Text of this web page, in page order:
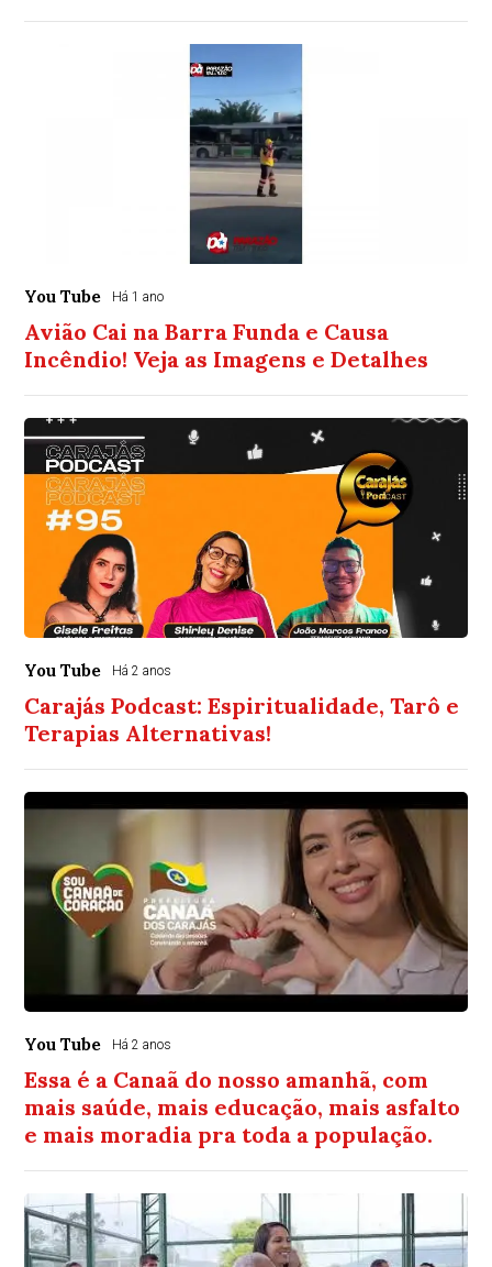
You Tube Há 1 ano
Avião Cai na Barra Funda e Causa
Incêndio! Veja as Imagens e Detalhes
You Tube Há 2 anos
Carajás Podcast: Espiritualidade, Tarô e
Terapias Alternativas!
You Tube Há 2 anos
Essa é a Canaã do nosso amanhã, com
mais saúde, mais educação, mais asfalto
e mais moradia pra toda a população.